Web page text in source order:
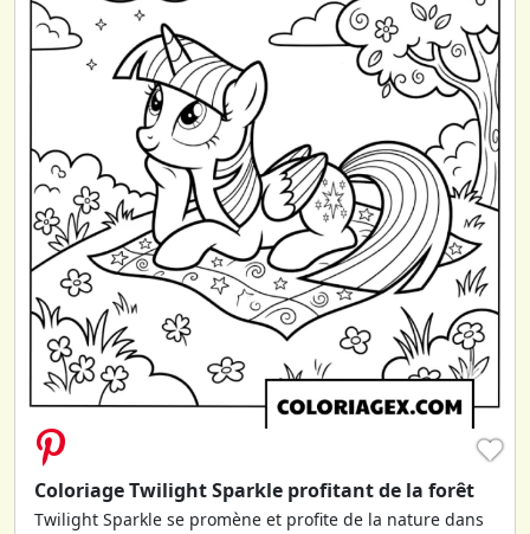
♥
Coloriage Twilight Sparkle profitant de la forêt
Twilight Sparkle se promène et profite de la nature dans